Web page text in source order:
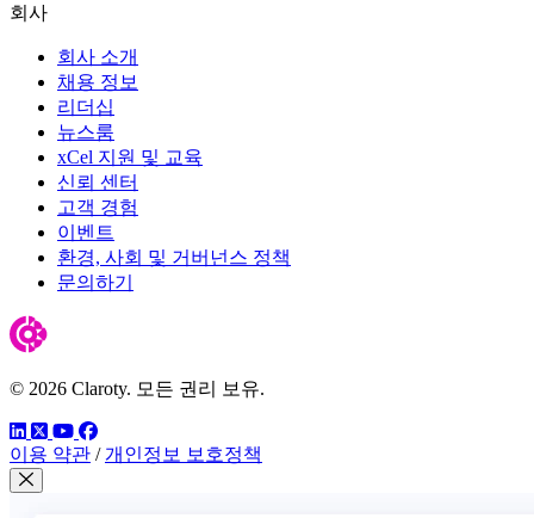
회사
회사 소개
채용 정보
리더십
뉴스룸
xCel 지원 및 교육
신뢰 센터
고객 경험
이벤트
환경, 사회 및 거버넌스 정책
문의하기
© 2026 Claroty. 모든 권리 보유.
링크드인
트위터유튜브
페이스북
이용 약관 / 개인정보 보호정책
모달 닫기